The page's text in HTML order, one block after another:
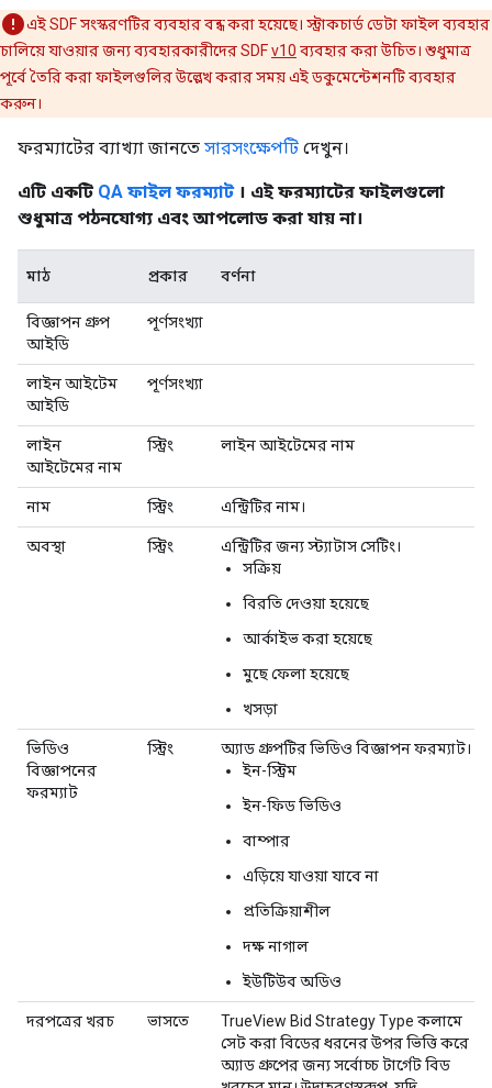
এই SDF সংস্করণটির ব্যবহার বন্ধ করা হয়েছে। স্ট্রাকচার্ড ডেটা ফাইল ব্যবহার
চালিয়ে যাওয়ার জন্য ব্যবহারকারীদের SDFv10 ব্যবহার করা উচিত। শুধুমাত্র
পূর্বে তৈরি করা ফাইলগুলির উল্লেখ করার সময় এই ডকুমেন্টেশনটি ব্যবহার
করুন।
ফরম্যাটের ব্যাখ্যা জানতে সারসংক্ষেপটি দেখুন।
এটি একটি QA ফাইল ফরম্যাট। এই ফরম্যাটের ফাইলগুলো
শুধুমাত্র পঠনযোগ্য এবং আপলোড করা যায় না।
মাঠ প্রকার বর্ণনা
বিজ্ঞাপন গ্রুপ
আইডি
পূর্ণসংখ্যা
লাইন আইটেম
আইডি
পূর্ণসংখ্যা
লাইন
আইটেমের নাম
স্ট্রিং লাইন আইটেমের নাম
নাম স্ট্রিং এন্ট্রিটির নাম।
অবস্থা স্ট্রিং
এন্ট্রিটির জন্য স্ট্যাটাস সেটিং।
সক্রিয়
বিরতি দেওয়া হয়েছে
আর্কাইভ করা হয়েছে
মুছে ফেলা হয়েছে
খসড়া
ভিডিও
বিজ্ঞাপনের
ফরম্যাট
স্ট্রিং
অ্যাড গ্রুপটির ভিডিও বিজ্ঞাপন ফরম্যাট।
ইন-স্ট্রিম
ইন-ফিড ভিডিও
বাম্পার
এড়িয়ে যাওয়া যাবে না
প্রতিক্রিয়াশীল
দক্ষ নাগাল
ইউটিউব অডিও
দরপত্রের খরচ ভাসতে
TrueView Bid Strategy Type কলামে
সেট করা বিডের ধরনের উপর ভিত্তি করে
অ্যাড গ্রুপের জন্য সর্বোচ্চ টার্গেট বিড